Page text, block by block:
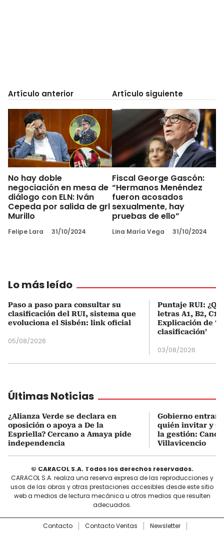
Artículo anterior
No hay doble
negociación en mesa de
diálogo con ELN: Iván
Cepeda por salida de grl
Murillo
Felipe Lara 31/10/2024
Artículo siguiente
Fiscal George Gascón:
“Hermanos Menéndez
fueron acosados
sexualmente, hay
pruebas de ello”
Lina María Vega 31/10/2024
Lo más leído
Paso a paso para consultar su
clasificación del RUI, sistema que
evoluciona el Sisbén: link oficial
05/08/2026
Puntaje RUI:
letras A1, B2, C1
Explicación de
clasificación’
03/08/2026
Últimas Noticias
¿Alianza Verde se declara en
oposición o apoya a De la
Espriella? Cercano a Amaya pide
independencia
Gobierno
quién invitar y
la gestión:
Villavicencio
© CARACOL S.A. Todos los derechos reservados.
CARACOL S.A. realiza una reserva expresa de las reproducciones y
usos de las obras y otras prestaciones accesibles desde este sitio
web a medios de lectura mecánica u otros medios que resulten
adecuados.
Contacto Contacto Ventas
Newsletter